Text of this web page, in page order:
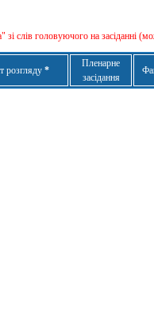
слів головуючого на засіданні
розгляду *
Пленарне
засідання